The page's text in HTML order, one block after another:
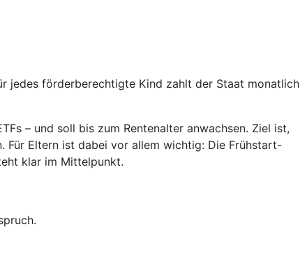
jedes förderberechtigte Kind zahlt der Staat monatlich
– und soll bis zum Rentenalter anwachsen. Ziel ist,
Für Eltern ist dabei vor allem wichtig: Die Frühstart-
klar im Mittelpunkt.